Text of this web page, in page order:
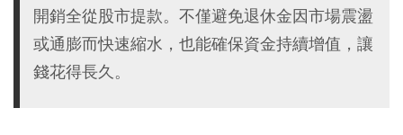
開銷全從股市提款。不僅避免退休金因市場震盪
或通膨而快速縮水，也能確保資金持續增值，讓
錢花得長久。